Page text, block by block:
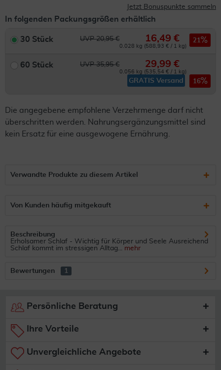
Jetzt Bonuspunkte sammeln
In folgenden Packungsgrößen erhältlich
30 Stück UVP 20,95 € 16,49 €
0.028 kg (588,93 € / 1 kg)
21
60 Stück UVP 35,95 € 29,99 €
0.056 kg (535,54 € / 1 kg)
GRATIS Versand 16
Die angegebene empfohlene Verzehrmenge darf nicht
überschritten werden. Nahrungsergänzungsmittel sind
kein Ersatz für eine ausgewogene Ernährung.
Verwandte Produkte zu diesem Artikel
Von Kunden häufig mitgekauft
Beschreibung
Erholsamer Schlaf - Wichtig für Körper und Seele Ausreichend
Schlaf kommt im stressigen Alltag... mehr
Bewertungen 1
Persönliche Beratung
Ihre Vorteile
Unvergleichliche Angebote